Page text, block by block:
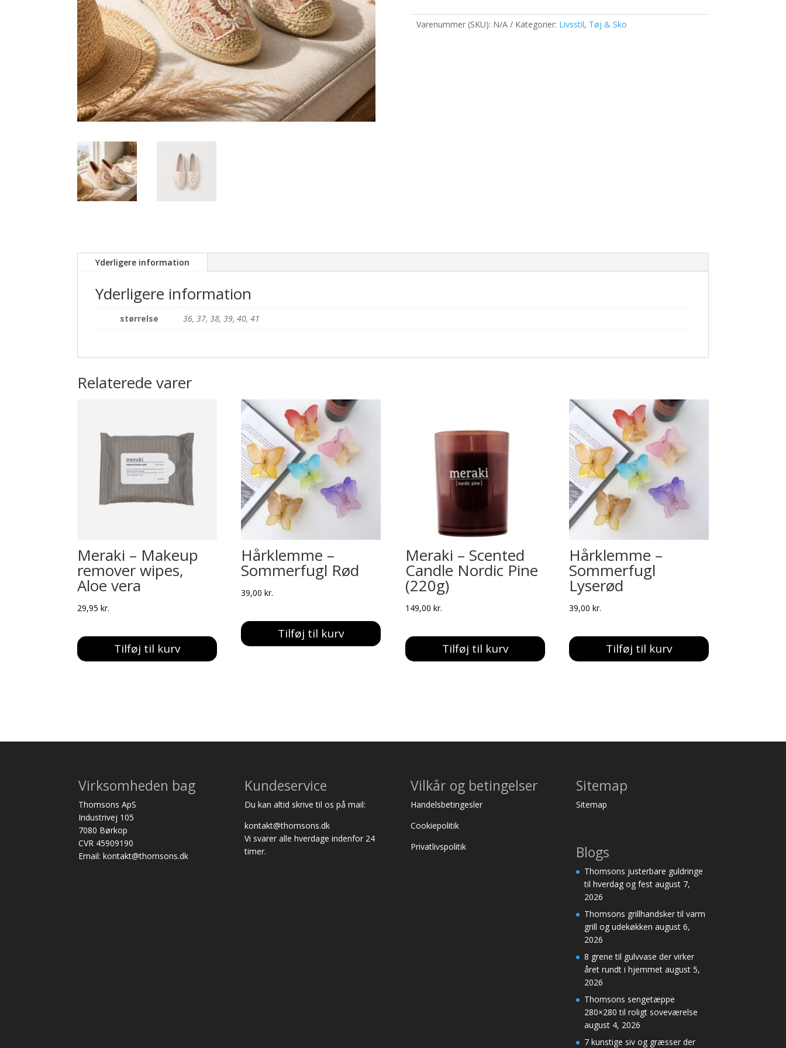
Varenummer (SKU): N/A Kategorier: Livsstil, Tøj & Sko
Yderligere information
Yderligere information
størrelse 36, 37, 38, 39, 40, 41
Relaterede varer
Meraki – Makeup
remover wipes,
Aloe vera
29,95 kr.
Tilføj til kurv
Hårklemme –
Sommerfugl Rød
39,00kr.
Tilføj til kurv
Meraki – Scented
Candle Nordic Pine
(220g)
149,00 kr.
Tilføj til kurv
Hårklemme –
Sommerfugl
Lyserød
39,00 kr.
Tilføj til kurv
Virksomheden bag
Thomsons ApS
Industrivej 105
7080 Børkop
CVR 45909190
Email: kontakt@thomsons.dk
Kundeservice
Du kan altid skrive til os på mail:
kontakt@thomsons.dk
Vi svarer alle hverdage indenfor 24
timer.
Vilkår og betingelser
Handelsbetingesler
Cookiepolitik
Privatlivspolitik
Sitemap
Sitemap
Blogs
Thomsons justerbare guldringe
til hverdag og fest august 7,
2026
Thomsons grillhandsker til varm
grill og udekøkken august 6,
2026
8 grene til gulvvase der virker
året rundt i hjemmet august 5,
2026
Thomsons sengetæppe
280×280 til roligt soveværelse
august 4, 2026
7 kunstige siv og græsser der